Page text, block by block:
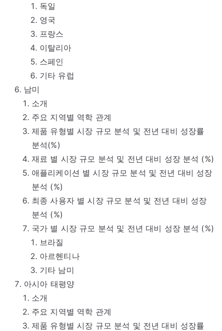
독일
영국
프랑스
이탈리아
스페인
기타 유럽
남미
소개
주요 지역별 역학 관계
제품 유형별 시장 규모 분석 및 전년 대비 성장률
분석(%)
재료 별 시장 규모 분석 및 전년 대비 성장 분석 (%)
애플리케이션 별 시장 규모 분석 및 전년 대비 성장
분석 (%)
최종 사용자 별 시장 규모 분석 및 전년 대비 성장
분석 (%)
국가 별 시장 규모 분석 및 전년 대비 성장 분석 (%)
브라질
아르헨티나
기타 남미
아시아 태평양
소개
주요 지역별 역학 관계
제품 유형별 시장 규모 분석 및 전년 대비 성장률